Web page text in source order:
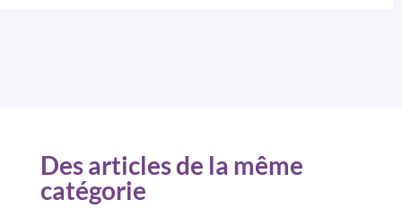
Des articles de la même
catégorie